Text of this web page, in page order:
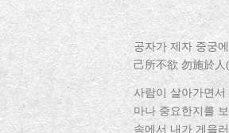
공자가 제자 중궁
己所不欲 勿施於
사람이 살아가면
마나 중요한지를
속에서 내가 게을